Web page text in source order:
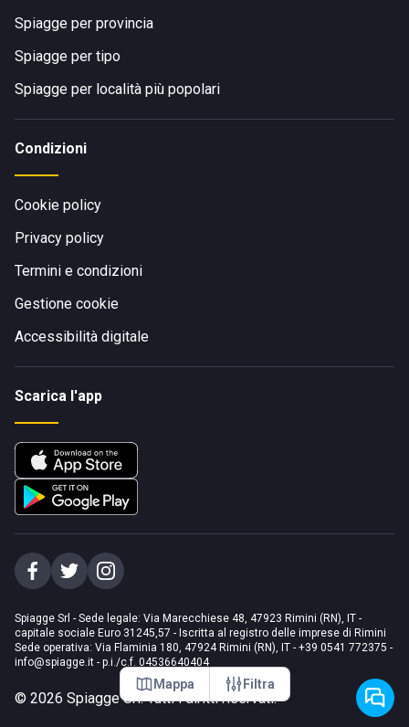
Mappa Filtra
Spiagge per provincia
Spiagge per tipo
Spiagge per località più popolari
Condizioni
Cookie policy
Privacy policy
Termini e condizioni
Gestione cookie
Accessibilità digitale
Scarica l'app
Spiagge Srl - Sede legale: Via Marecchiese 48, 47923 Rimini (RN), IT -
capitale sociale Euro 31245,57 - Iscritta al registro delle imprese di Rimini
Sede operativa: Via Flaminia 180, 47924 Rimini (RN), IT - +39 0541 772375 -
info@spiagge.it - p.i./c.f. 04536640404
© 2026 Spiagge Srl. Tutti i diritti riservati.